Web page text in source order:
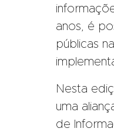
anos, é
públicas
Nesta
uma
de